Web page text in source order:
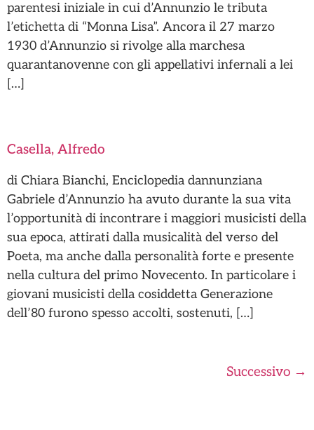
parentesi iniziale in cui d’Annunzio le tributa
l’etichetta di “Monna Lisa”. Ancora il 27 marzo
1930 d’Annunzio si rivolge alla marchesa
quarantanovenne con gli appellativi infernali a lei
[…]
Casella, Alfredo
di Chiara Bianchi, Enciclopedia dannunziana
Gabriele d’Annunzio ha avuto durante la sua vita
l’opportunità di incontrare i maggiori musicisti della
sua epoca, attirati dalla musicalità del verso del
Poeta, ma anche dalla personalità forte e presente
nella cultura del primo Novecento. In particolare i
giovani musicisti della cosiddetta Generazione
dell’80 furono spesso accolti, sostenuti, […]
Successivo →